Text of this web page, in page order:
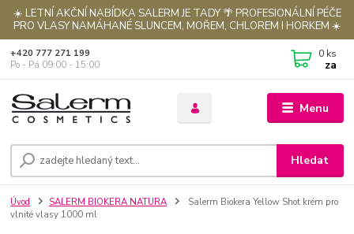
☀️ LETNÍ AKČNÍ NABÍDKA SALERM JE TADY 🌴 PROFESIONÁLNÍ PÉČE
PRO VLASY NAMÁHANÉ SLUNCEM, MOŘEM, CHLOREM I HORKEM ☀️
Menu
Hledat
+420 777 271 199
Po - Pá 09:00 - 15:00
0 ks
za
Úvod SALERM BIOKERA NATURA
Salerm Biokera Yellow Shot krém pro
vlnité vlasy 1000 ml